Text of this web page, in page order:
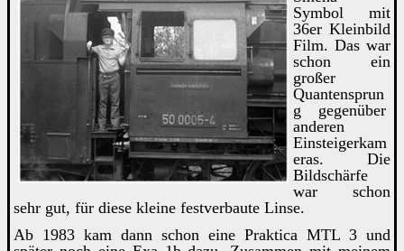
Symbol mit
36er Kleinbild
Film. Das war
schon ein
großer
Quantensprun
g gegenüber
anderen
Einsteigerkam
eras. Die
Bildschärfe
war schon
sehr gut, für diese kleine festverbaute Linse.
Ab 1983 kam dann schon eine Praktica MTL 3 und